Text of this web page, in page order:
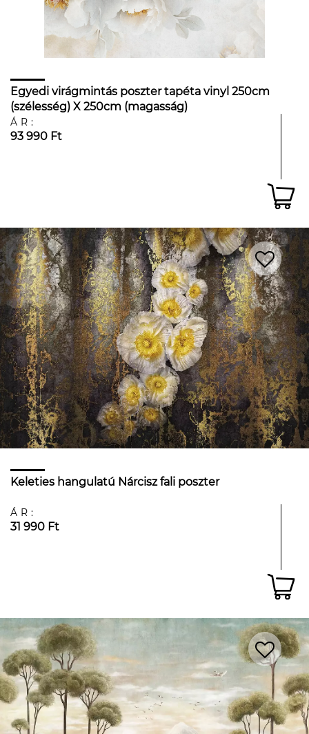
Egyedi virágmintás poszter tapéta vinyl 250cm
(szélesség) X 250cm (magasság)
ÁR:
93 990 Ft
Keleties hangulatú Nárcisz fali poszter
ÁR:
31 990 Ft